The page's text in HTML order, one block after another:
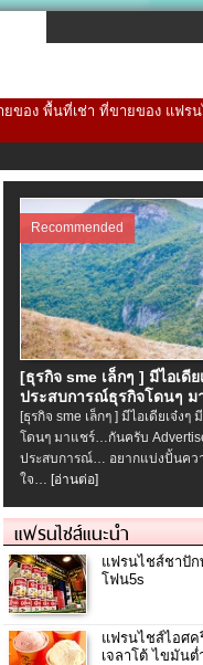
ของ พื้นที่เช่า ที่ขายของ แฟร
Recommended
[ธุรกิจ sme เล็กๆ ] มีไอเดีย
ประสบการณ์ธุรกิจโดนๆ
[ธุรกิจ sme เล็กๆ ] มีไอเดียเจ๋ง
โดนๆ มาแชร์…กันครับ
ประสบการณ์… อยากแบ่งปั้นคว
ใจ… [อ่านต่อ]
แฟรนไชส์แนะนำ
แฟรนไชส์ชาปัก
โฟน5s
แฟรนไชส์ไอศค
เจลาโต้ ไขมันต่